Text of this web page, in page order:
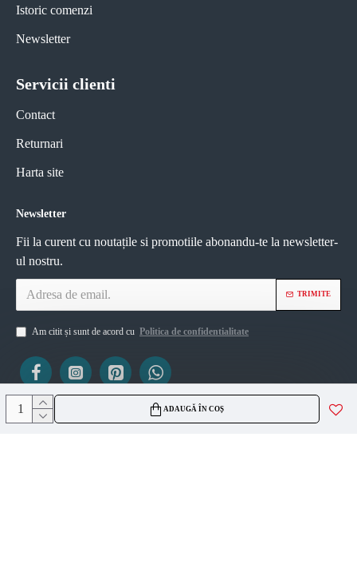
ADAUGĂ ÎN COȘ
Istoric comenzi
Newsletter
Servicii clienti
Contact
Returnari
Harta site
Newsletter
Fii la curent cu noutațile si promotiile abonandu-te la newsletter-
ul nostru.
TRIMITE
Am citit și sunt de acord cu Politica de confidentialitate
ViZIO AGS SRL